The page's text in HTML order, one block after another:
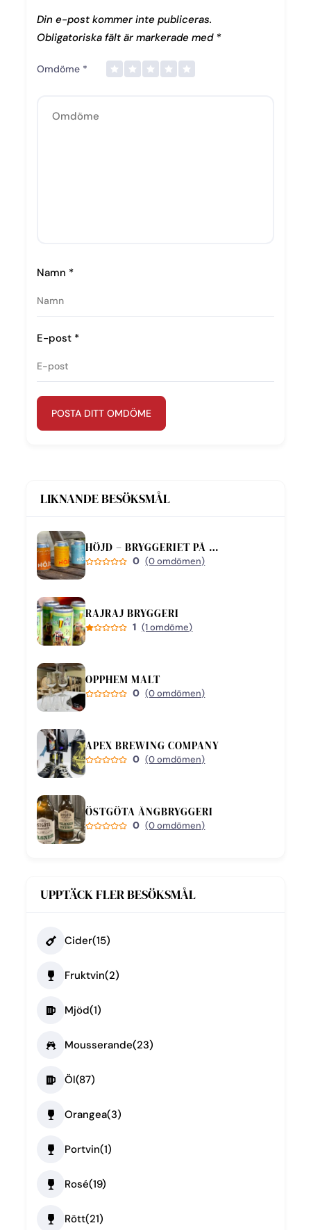
Din e-post kommer inte publiceras.
Obligatoriska fält är markerade med *
Omdöme *
Namn *
E-post *
POSTA DITT OMDÖME
LIKNANDE BESÖKSMÅL
HÖJD – BRYGGERIET PÅ BJÄRE
0 (0 omdömen)
RAJRAJ BRYGGERI
1 (1 omdöme)
OPPHEM MALT
0 (0 omdömen)
APEX BREWING COMPANY
0 (0 omdömen)
ÖSTGÖTA ÅNGBRYGGERI
0 (0 omdömen)
UPPTÄCK FLER BESÖKSMÅL
Cider(15)
Fruktvin(2)
Mjöd(1)
Mousserande(23)
Öl(87)
Orangea(3)
Portvin(1)
Rosé(19)
Rött(21)